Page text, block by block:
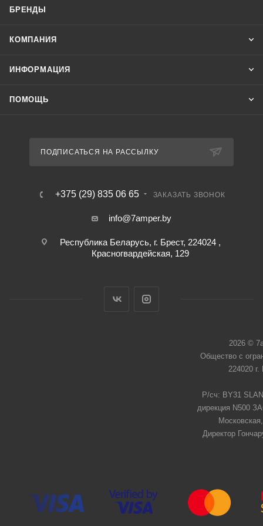
БРЕНДЫ
КОМПАНИЯ
ИНФОРМАЦИЯ
ПОМОЩЬ
ПОДПИСАТЬСЯ НА РАССЫЛКУ
+375 (29) 835 06 65 ЗАКАЗАТЬ ЗВОНОК
info@7amper.by
Республика Беларусь, г. Брест, 224024 ,
Красногвардейская, 129
2026 ©
Общество с
224020
Р/сч: BY31
дирекция N500
Директор